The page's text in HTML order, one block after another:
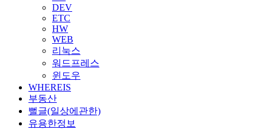
DEV
ETC
HW
WEB
리눅스
워드프레스
윈도우
WHEREIS
부동산
뻘글(일상에관한)
유용한정보